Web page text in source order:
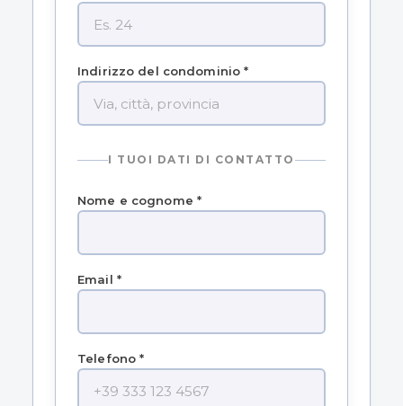
Indirizzo del condominio *
I TUOI DATI DI CONTATTO
Nome e cognome *
Email *
Telefono *